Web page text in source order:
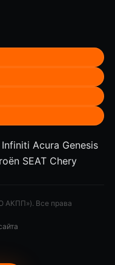
Infiniti Acura Genesis
SEAT Chery
АКПП»). Все права